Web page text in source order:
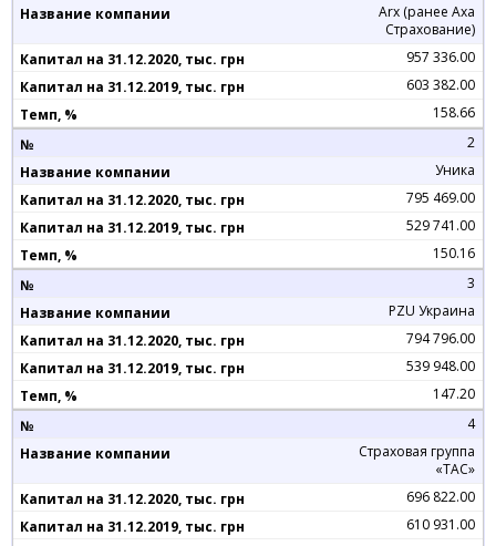
Arx (ранее Axa
Страхование)
957 336.00
603 382.00
158.66
2
Уника
795 469.00
529 741.00
150.16
3
PZU Украина
794 796.00
539 948.00
147.20
4
Страховая группа
«ТАС»
696 822.00
610 931.00